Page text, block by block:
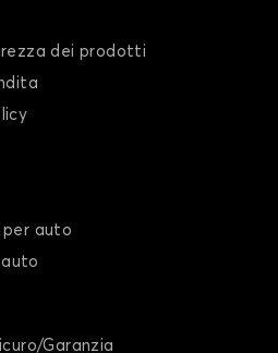
dei prodotti
per auto
auto
Garanzia